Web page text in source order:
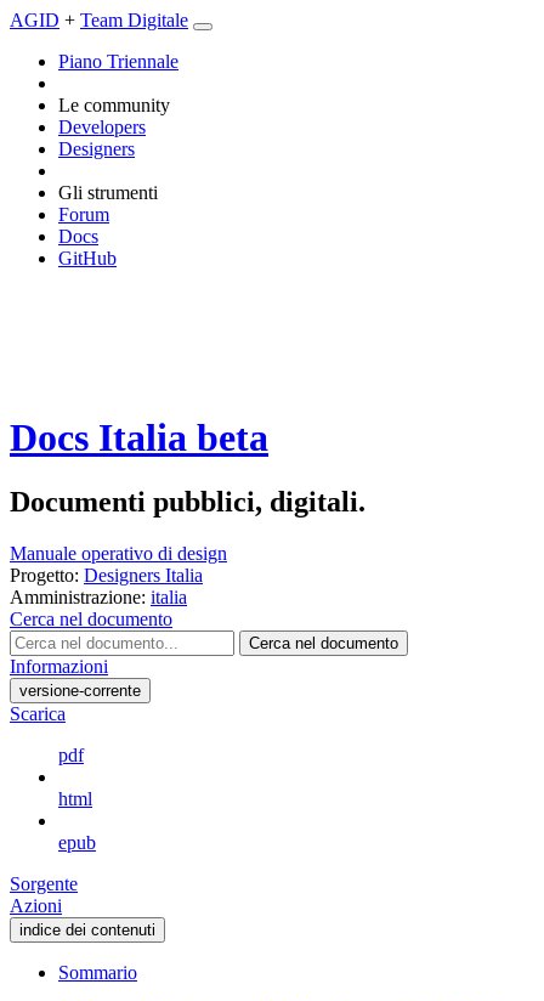
AGID + Team Digitale
Piano Triennale
Le community
Developers
Designers
Gli strumenti
Forum
Docs
GitHub
Docs Italia beta
Documenti pubblici, digitali.
Manuale operativo di design
Progetto: Designers Italia
Amministrazione: italia
Cerca nel documento
Cerca nel documento
Informazioni
versione-corrente
Scarica
pdf
html
epub
Sorgente
Azioni
indice dei contenuti
Sommario